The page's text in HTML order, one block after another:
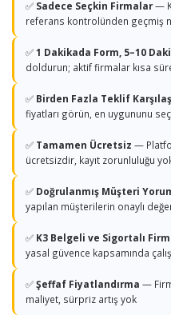
✅ Sadece Seçkin Firmalar—
referans kontrolünden geçmiş
✅1 Dakikada Form, 5–10
doldurun; aktif firmalar kısa
✅ Birden Fazla Teklif
fiyatları görün, en uygununu
✅ Tamamen Ücretsiz —
ücretsizdir, kayıt zorunluluğu
✅ Doğrulanmış Müşteri
yapılan müşterilerin onaylı
✅ K3 Belgeli ve Sigortalı
yasal güvence kapsamında
✅Şeffaf Fiyatlandırma —
maliyet, sürpriz artış yok